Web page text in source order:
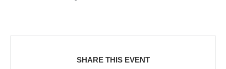
SHARE THIS EVENT